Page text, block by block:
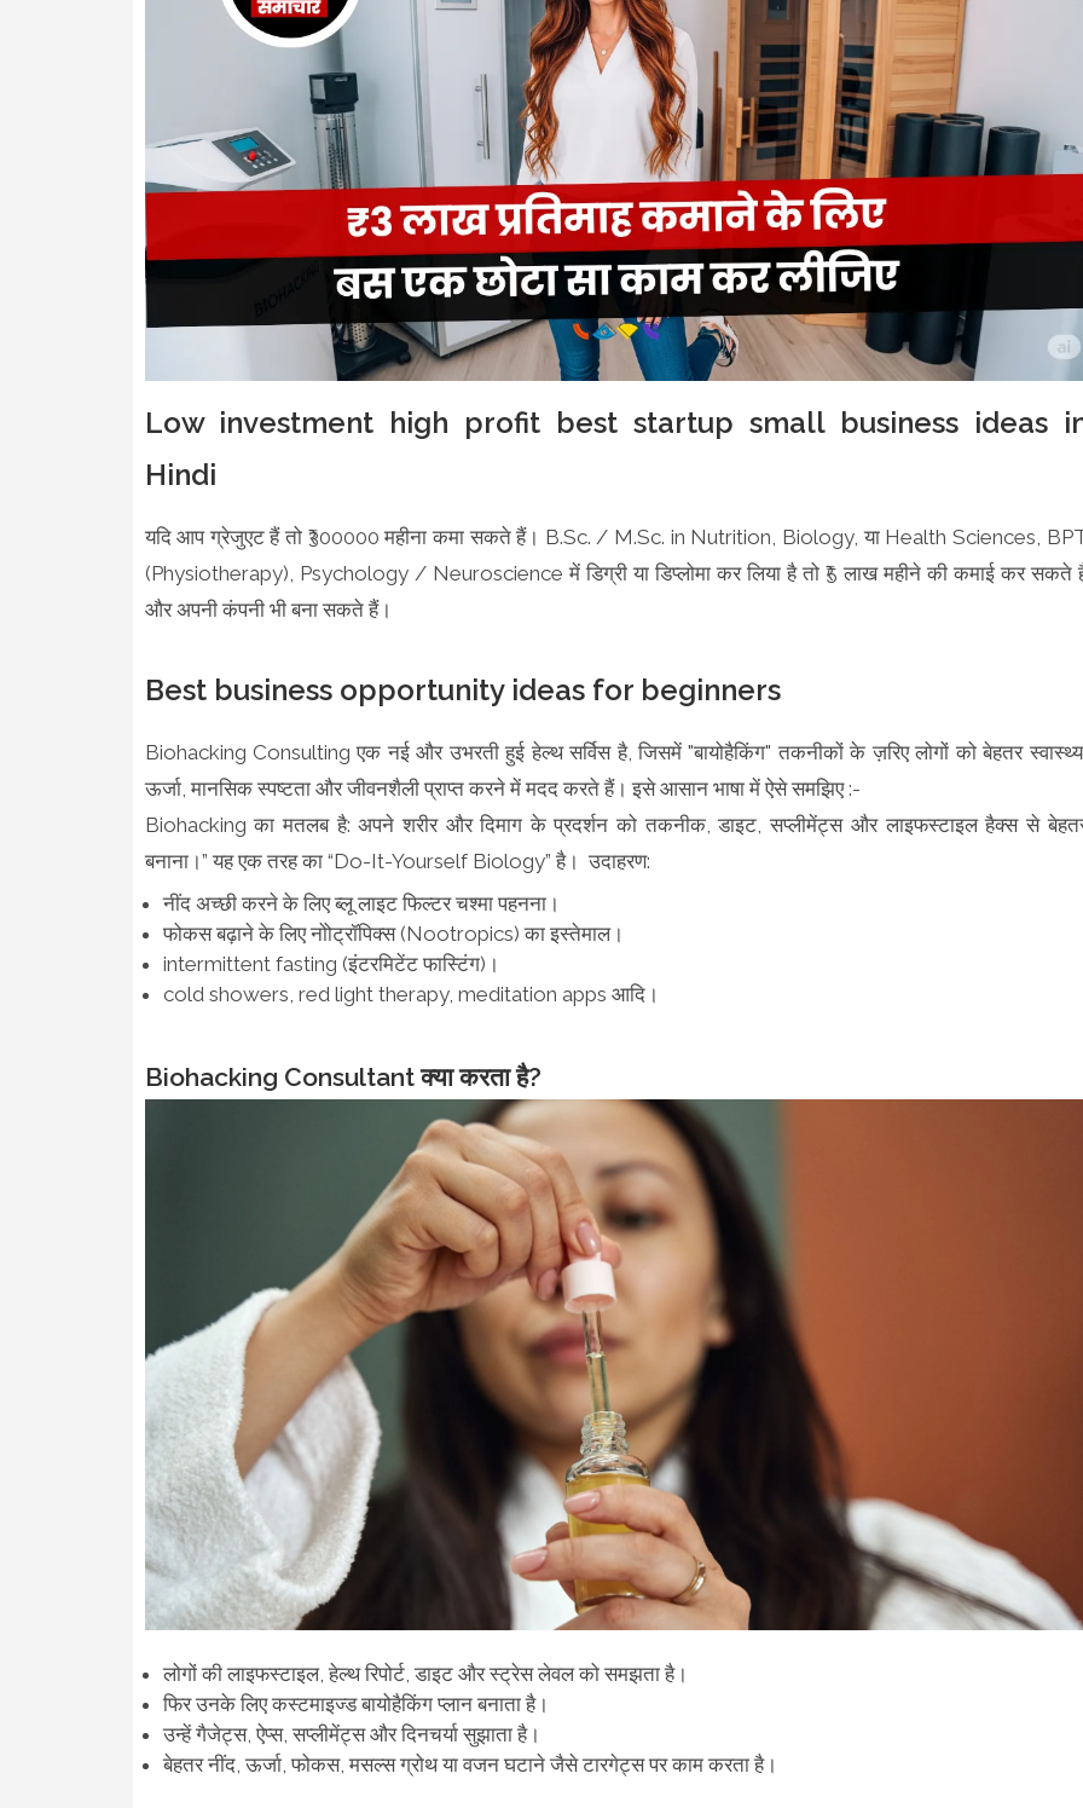
Low investment high profit best startup small business ideas
Hindi
यदि आप ग्रेजुएट हैं तो ₹300000 महीना कमा सकते हैं। B.Sc. / M.Sc. in Nutrition, Biology, या Health Sciences,
(Physiotherapy), Psychology / Neuroscience में डिग्री या डिप्लोमा कर लिया है तो ₹5 लाख महीने की कमाई कर सकते
और अपनी कंपनी भी बना सकते हैं।
Best business opportunity ideas for beginners
Biohacking Consulting एक नई और उभरती हुई हेल्थ सर्विस है, जिसमें "बायोहैकिंग" तकनीकों के ज़रिए लोगों को बेहतर
ऊर्जा, मानसिक स्पष्टता और जीवनशैली प्राप्त करने में मदद करते हैं। इसे आसान भाषा में ऐसे समझिए :-
Biohacking का मतलब है: अपने शरीर और दिमाग के प्रदर्शन को तकनीक, डाइट, सप्लीमेंट्स और लाइफस्टाइल हैक्स से
बनाना।” यह एक तरह का “Do-It-Yourself Biology” है। उदाहरण:
नींद अच्छी करने के लिए ब्लू लाइट फिल्टर चश्मा पहनना।
फोकस बढ़ाने के लिए नोोट्रॉपिक्स (Nootropics) का इस्तेमाल।
intermittent fasting (इंटरमिटेंट फास्टिंग)।
cold showers, red light therapy, meditation apps आदि।
Biohacking Consultant क्या करता है?
लोगों की लाइफस्टाइल, हेल्थ रिपोर्ट, डाइट और स्ट्रेस लेवल को समझता है।
फिर उनके लिए कस्टमाइज्ड बायोहैकिंग प्लान बनाता है।
उन्हें गैजेट्स, ऐप्स, सप्लीमेंट्स और दिनचर्या सुझाता है।
बेहतर नींद, ऊर्जा, फोकस, मसल्स ग्रोथ या वजन घटाने जैसे टारगेट्स पर काम करता है।